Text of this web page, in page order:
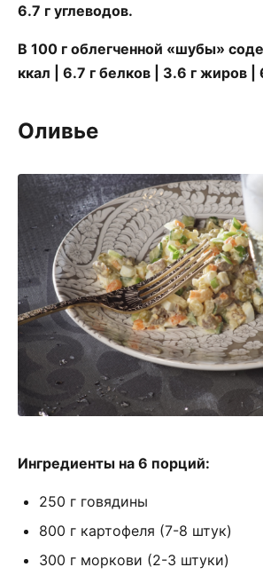
6.7 г углеводов.
В 100 г облегченной «шубы»
ккал | 6.7 г белков | 3.6 г жиров |
Оливье
Ингредиенты на 6 порций:
250 г говядины
800 г картофеля (7-8 штук)
300 г моркови (2-3 штуки)